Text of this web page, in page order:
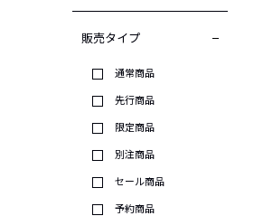
販売タイプ
通常商品
先行商品
限定商品
別注商品
セール商品
予約商品